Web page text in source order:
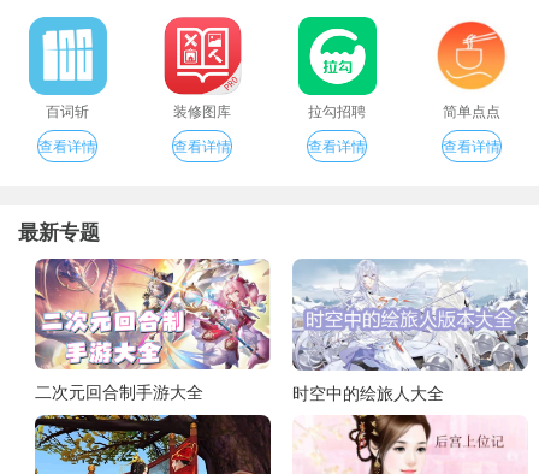
百词斩
查看详情
装修图库
查看详情
拉勾招聘
查看详情
简单点点
查看详情
最新专题
二次元回合制手游大全 时空中的绘旅人大全